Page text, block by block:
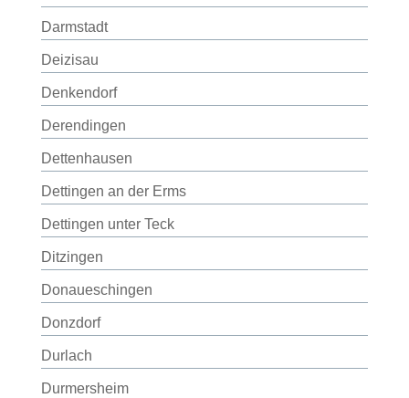
Darmstadt
Deizisau
Denkendorf
Derendingen
Dettenhausen
Dettingen an der Erms
Dettingen unter Teck
Ditzingen
Donaueschingen
Donzdorf
Durlach
Durmersheim